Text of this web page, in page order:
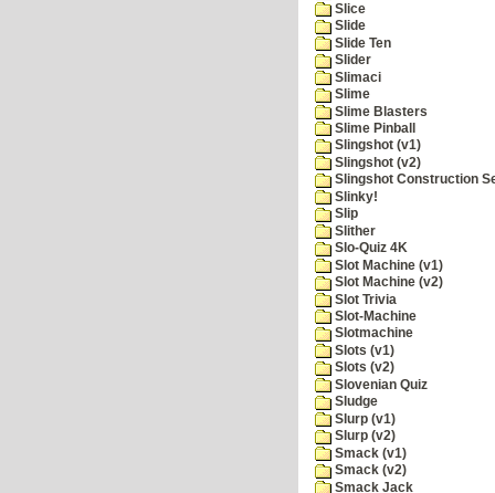
Slice
Slide
Slide Ten
Slider
Slimaci
Slime
Slime Blasters
Slime Pinball
Slingshot (v1)
Slingshot (v2)
Slingshot Construction
Slinky!
Slip
Slither
Slo-Quiz 4K
Slot Machine (v1)
Slot Machine (v2)
Slot Trivia
Slot-Machine
Slotmachine
Slots (v1)
Slots (v2)
Slovenian Quiz
Sludge
Slurp (v1)
Slurp (v2)
Smack (v1)
Smack (v2)
Smack Jack